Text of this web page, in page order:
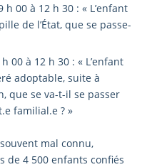
00 à 12 h 30 : « L’enfant
de l’État, que se passe-
00 à 12 h 30 : « L’enfant
adoptable, suite à
que se va-t-il se passer
familial.e ? »
mal connu,
de 4 500 enfants confiés